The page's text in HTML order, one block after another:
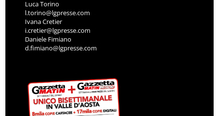
Luca Torino
l.torino@lgpresse.com
Ivana Cretier
i.cretier@lgpresse.com
Daniele Fimiano
d.fimiano@lgpresse.com